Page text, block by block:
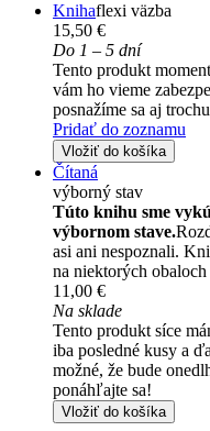
Knihaflexi väzba
15,50 €
Do 1 – 5 dní
Tento produkt
vám ho vieme
posnažíme sa aj
Pridať do zoznamu
Vložiť do košíka
Čítaná
výborný stav
Túto knihu sme
výbornom stave.
asi ani nespoznali.
na niektorých
11,00 €
Na sklade
Tento produkt síce
iba posledné kusy a
možné, že bude
ponáhľajte sa!
Vložiť do košíka